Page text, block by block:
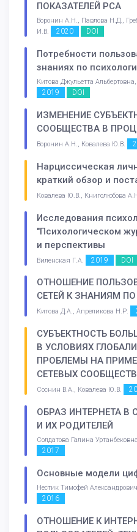
ПОКАЗАТЕЛЕЙ РСА
Воронин А.Н., Павлова Н.Д.,
И.В.
2020 DOI
Потребности
знаниях по
Китова Джульетта
2019 DOI
ИЗМЕНЕНИЕ
СООБЩЕСТВА В
Воронин А.Н., Ковалева Ю.В.
Нарциссическая
краткий обзор и
Ковалева Ю.В., Книголюбова
Исследования
"Психологическом
и перспективы
Виленская Г.А. 2019 DOI
ОТНОШЕНИЕ
СЕТЕЙ К ЗНАНИЯМ
Китова Д.А., Апреликова Н.Р.
СУБЪЕКТНОСТЬ
В УСЛОВИЯХ
ПРОБЛЕМЫ НА
СЕТЕВЫХ СООБЩЕСТВ
Соснин В.А., Ковалева Ю.В.
ОБРАЗ ИНТЕРНЕТА
И ИХ РОДИТЕЛЕЙ
Солдатова Галина
2017
Основные модели
Нестик Тимофей
2016
ОТНОШЕНИЕ К